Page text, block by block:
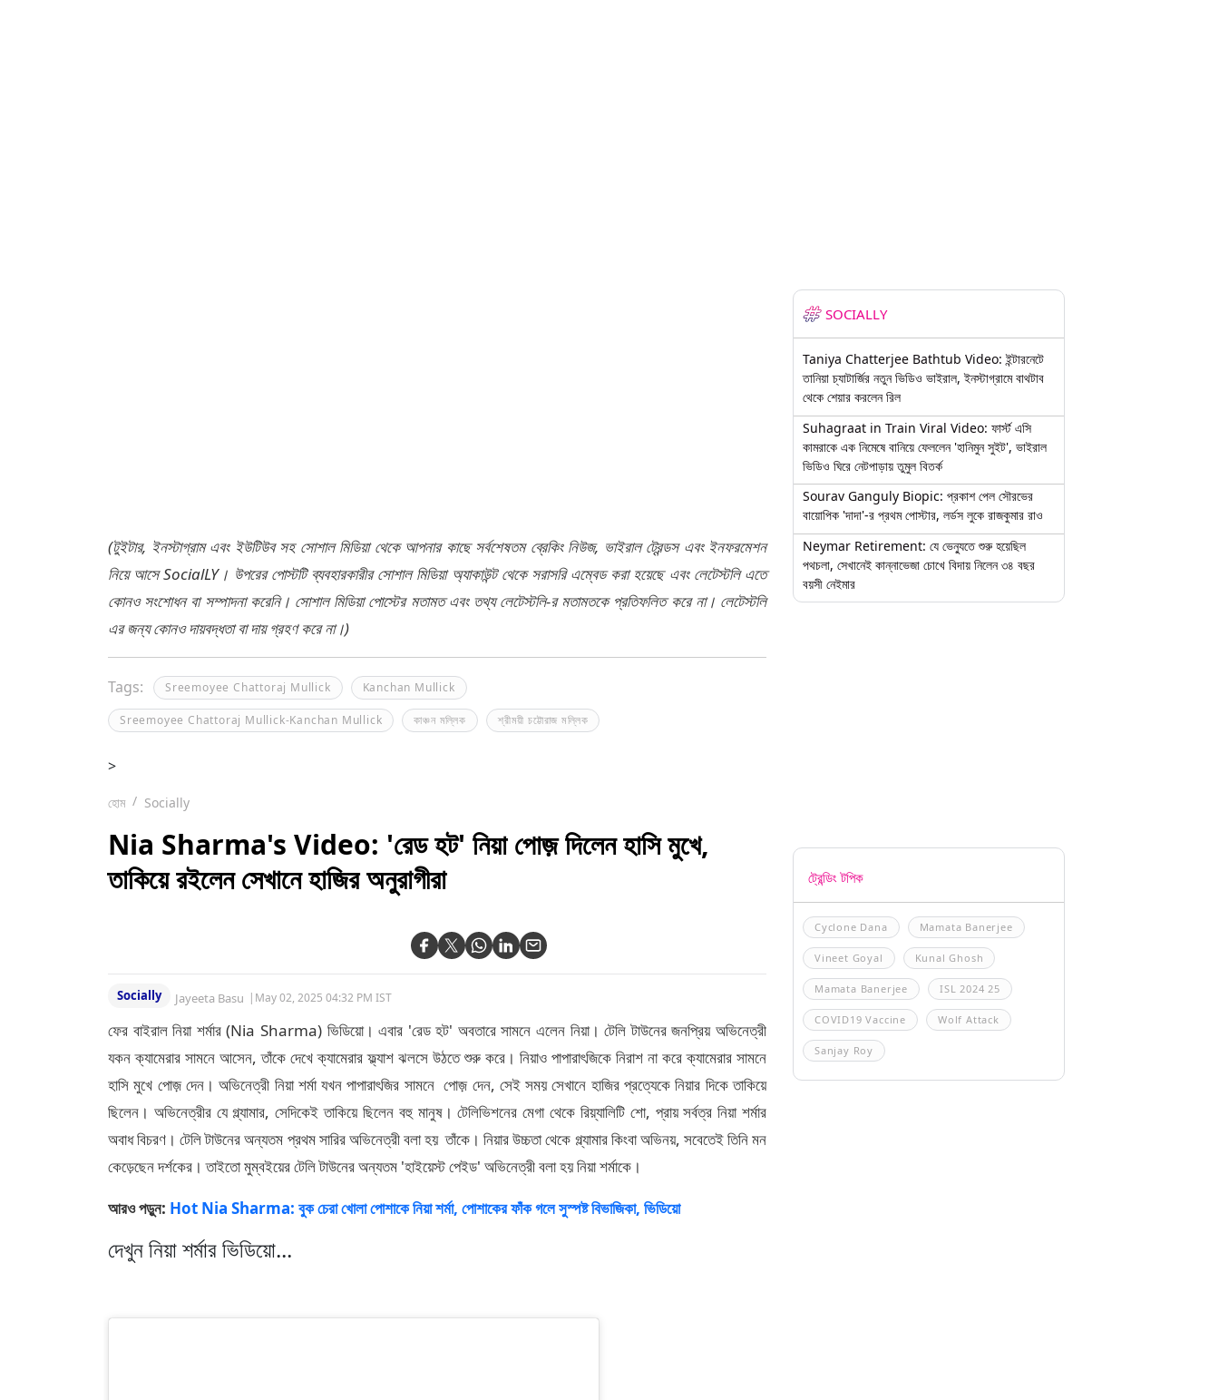
(টুইটার, ইনস্টাগ্রাম এবং ইউটিউব সহ সোশাল মিডিয়া থেকে আপনার কাছে সর্বশেষতম ব্রেকিং নিউজ, ভাইরাল ট্রেন্ডস এবং ইনফরমেশন
নিয়ে আসে SocialLY। উপরের পোস্টটি ব্যবহারকারীর সোশাল মিডিয়া অ্যাকাউন্ট থেকে সরাসরি এম্বেড করা হয়েছে এবং লেটেস্টলি এতে
কোনও সংশোধন বা সম্পাদনা করেনি। সোশাল মিডিয়া পোস্টের মতামত এবং তথ্য লেটেস্টলি-র মতামতকে প্রতিফলিত করে না। লেটেস্টলি
এর জন্য কোনও দায়বদ্ধতা বা দায় গ্রহণ করে না।)
Tags: Sreemoyee Chattoraj Mullick Kanchan Mullick
Sreemoyee Chattoraj Mullick-Kanchan Mullick কাঞ্চন মল্লিক শ্রীময়ী চট্টোরাজ মল্লিক
>
হোম Socially
Nia Sharma's Video: 'রেড হট' নিয়া পোজ় দিলেন হাসি মুখে,
তাকিয়ে রইলেন সেখানে হাজির অনুরাগীরা
Socially Jayeeta Basu | May 02, 2025 04:32 PM IST
ফের বাইরাল নিয়া শর্মার (Nia Sharma) ভিডিয়ো। এবার 'রেড হট' অবতারে সামনে এলেন নিয়া। টেলি টাউনের জনপ্রিয় অভিনেত্রী
যকন ক্যামেরার সামনে আসেন, তাঁকে দেখে ক্যামেরার ফ্ল্যাশ ঝলসে উঠতে শুরু করে। নিয়াও পাপারাৎজিকে নিরাশ না করে ক্যামেরার সামনে
হাসি মুখে পোজ় দেন। অভিনেত্রী নিয়া শর্মা যখন পাপারাৎজির সামনে পোজ় দেন, সেই সময় সেখানে হাজির প্রত্যেকে নিয়ার দিকে তাকিয়ে
ছিলেন। অভিনেত্রীর যে গ্ল্যামার, সেদিকেই তাকিয়ে ছিলেন বহু মানুষ। টেলিভিশনের মেগা থেকে রিয়্যালিটি শো, প্রায় সর্বত্র নিয়া শর্মার
অবাধ বিচরণ। টেলি টাউনের অন্যতম প্রথম সারির অভিনেত্রী বলা হয় তাঁকে। নিয়ার উচ্চতা থেকে গ্ল্যামার কিংবা অভিনয়, সবেতেই তিনি মন
কেড়েছেন দর্শকের। তাইতো মুম্বইয়ের টেলি টাউনের অন্যতম 'হাইয়েস্ট পেইড' অভিনেত্রী বলা হয় নিয়া শর্মাকে।
আরও পড়ুন: Hot Nia Sharma: বুক চেরা খোলা পোশাকে নিয়া শর্মা, পোশাকের ফাঁক গলে সুস্পষ্ট বিভাজিকা, ভিডিয়ো
দেখুন নিয়া শর্মার ভিডিয়ো...
SOCIALLY
Taniya Chatterjee Bathtub Video: ইন্টারনেটে
তানিয়া চ্যাটার্জির নতুন ভিডিও ভাইরাল, ইনস্টাগ্রামে বাথটাব
থেকে শেয়ার করলেন রিল
Suhagraat in Train Viral Video: ফার্স্ট এসি
কামরাকে এক নিমেষে বানিয়ে ফেললেন 'হানিমুন সুইট', ভাইরাল
ভিডিও ঘিরে নেটপাড়ায় তুমুল বিতর্ক
Sourav Ganguly Biopic: প্রকাশ পেল সৌরভের
বায়োপিক 'দাদা'-র প্রথম পোস্টার, লর্ডস লুকে রাজকুমার রাও
Neymar Retirement: যে ভেন্যুতে শুরু হয়েছিল
পথচলা, সেখানেই কান্নাভেজা চোখে বিদায় নিলেন ৩৪ বছর
বয়সী নেইমার
ট্রেন্ডিং টপিক
Cyclone Dana Mamata Banerjee
Vineet Goyal Kunal Ghosh
Mamata Banerjee ISL 2024 25
COVID19 Vaccine Wolf Attack
Sanjay Roy